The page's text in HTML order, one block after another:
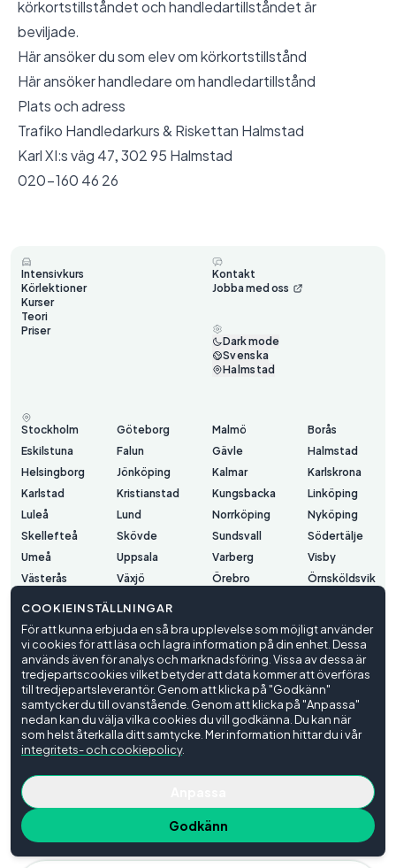
körkortstillståndet och handledartillståndet är
beviljade.
Här ansöker du som elev om körkortstillstånd
Här ansöker handledare om handledartillstånd
Plats och adress
Trafiko Handledarkurs & Riskettan Halmstad
Karl XI:s väg 47, 302 95 Halmstad
020-160 46 26
Intensivkurs
Körlektioner
Kurser
Teori
Priser
Kontakt
Jobba med oss
Dark mode
Svenska
Halmstad
Stockholm Göteborg Malmö
Borås
Eskilstuna
Falun Gävle
Halmstad
Helsingborg
Jönköping Kalmar
Karlskrona
Karlstad
Kristianstad Kungsbacka
Linköping
Luleå
Lund Norrköping
Nyköping
Skellefteå
Skövde Sundsvall
Södertälje
Umeå
Uppsala Varberg
Visby
Västerås
Växjö Örebro
Örnsköldsvik
Användarvillkor
Integritetspolicy
Cookieinställningar
COOKIEINSTÄLLNINGAR
För att kunna erbjuda en så bra upplevelse som möjligt använder
vi cookies för att läsa och lagra information på din enhet. Dessa
används även för analys och marknadsföring. Vissa av dessa är
tredjepartscookies vilket betyder att data kommer att överföras
till tredjepartsleverantör. Genom att klicka på "Godkänn"
samtycker du till ovanstående. Genom att klicka på "Anpassa"
nedan kan du välja vilka cookies du vill godkänna. Du kan när
som helst återkalla ditt samtycke. Mer information hittar du i vår
integritets- och cookiepolicy.
Godkänn
© Trafiko2026